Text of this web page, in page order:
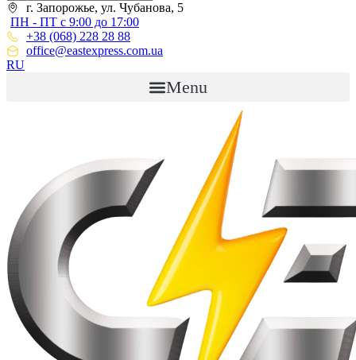
г. Запорожье, ул. Чубанова, 5
ПН - ПТ с 9:00 до 17:00
+38 (068) 228 28 88
office@eastexpress.com.ua
RU
Menu